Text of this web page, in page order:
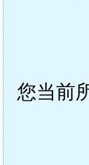
您当前